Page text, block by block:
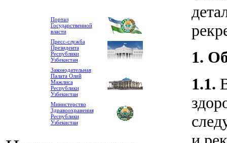
Портал
Государственной
власти
Пресс-служба
Президента
Республики
Узбекистан
Законодательная
Палата Олий
Мажлиса
Республики
Узбекистан
Министерство
Здравоохранения
Республики
Узбекистан
1.
1.1.